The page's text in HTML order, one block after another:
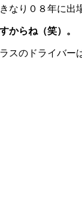
り０８年に出
からね（笑）。
のドライバー